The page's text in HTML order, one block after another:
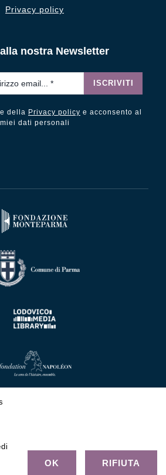
Privacy policy
nostra Newsletter
ISCRIVITI
della Privacy policy e acconsento al
dati personali
OK RIFIUTA